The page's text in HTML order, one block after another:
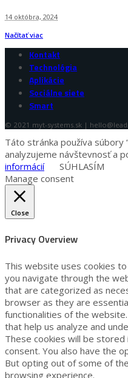
14 októbra, 2024
Načítať viac
Kontakt
Technológia
Aplikácie
Sociálne siete
Smart
© 2021 myt-systems.sk |
Táto stránka používa súbory
analyzujeme návštevnosť a
informácií
SÚHLASÍM
Manage consent
Close
Privacy Overview
This website uses cookies
you navigate through the
that are categorized as
browser as they are
functionalities of the
that help us analyze and
These cookies will be
consent. You also have the
But opting out of some of
browsing experience.